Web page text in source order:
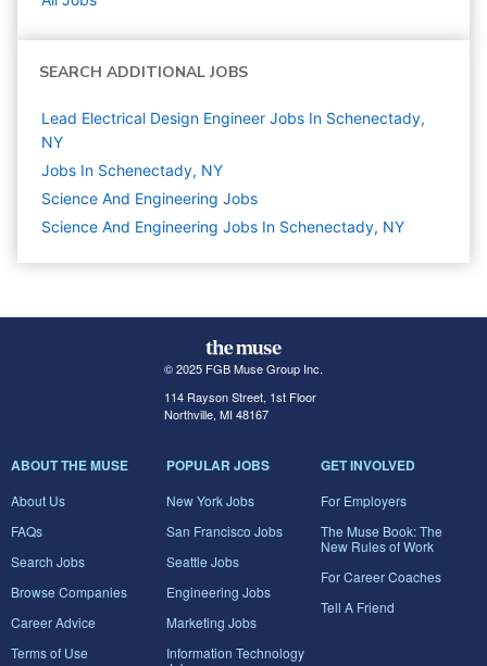
SEARCH ADDITIONAL JOBS
Lead Electrical Design Engineer Jobs In Schenectady,
NY
Jobs In Schenectady, NY
Science And Engineering Jobs
Science And Engineering Jobs In Schenectady, NY
© 2025 FGB Muse Group Inc.
114 Rayson Street, 1st Floor
Northville, MI 48167
ABOUT THE MUSE
About Us
FAQs
Search Jobs
Browse Companies
Career Advice
Terms of Use
POPULAR JOBS
New York Jobs
San Francisco Jobs
Seattle Jobs
Engineering Jobs
Marketing Jobs
Information Technology
GET INVOLVED
For Employers
The Muse Book: The
New Rules of Work
For Career Coaches
Tell A Friend